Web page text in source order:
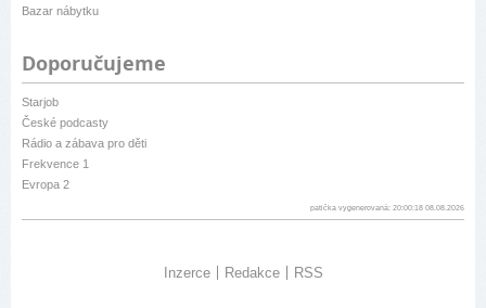
Bazar nábytku
Doporučujeme
Starjob
České podcasty
Rádio a zábava pro děti
Frekvence 1
Evropa 2
patička vygenerovaná: 20:00:18 08.08.2026
Inzerce Redakce RSS